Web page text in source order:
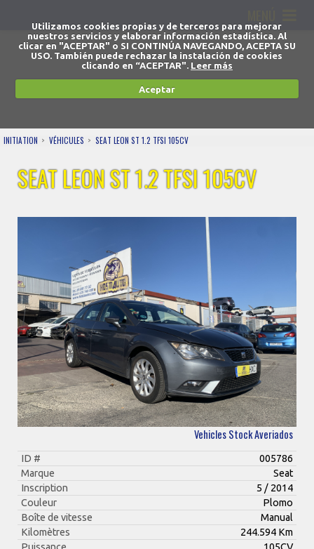
Utilizamos cookies propias y de terceros para mejorar
nuestros servicios y elaborar información estadística. Al
clicar en "ACEPTAR" o SI CONTINÚA NAVEGANDO, ACEPTA SU
USO. También puede rechazar la instalación de cookies
clicando en “ACEPTAR". Leer más
Aceptar
INITIATION VÉHICULES SEAT LEON ST 1.2 TFSI 105CV
SEAT LEON ST 1.2 TFSI 105CV
Vehicles Stock Averiados
ID #
005786
Marque
Seat
Inscription
5 / 2014
Couleur
Plomo
Boîte de vitesse
Manual
Kilomètres
244.594 Km
Puissance
105CV